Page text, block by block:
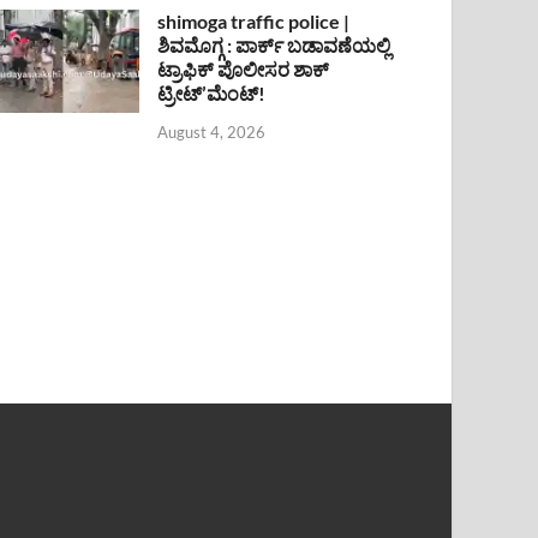
shimoga traffic police |
ಶಿವಮೊಗ್ಗ : ಪಾರ್ಕ್ ಬಡಾವಣೆಯಲ್ಲಿ
ಟ್ರಾಫಿಕ್ ಪೊಲೀಸರ ಶಾಕ್
ಟ್ರೀಟ್’ಮೆಂಟ್!
August 4, 2026